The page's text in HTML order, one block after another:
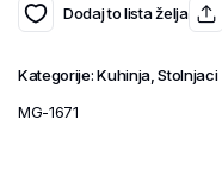
Dodaj to lista želja
Kategorije:Kuhinja,Stolnjaci
MG-1671